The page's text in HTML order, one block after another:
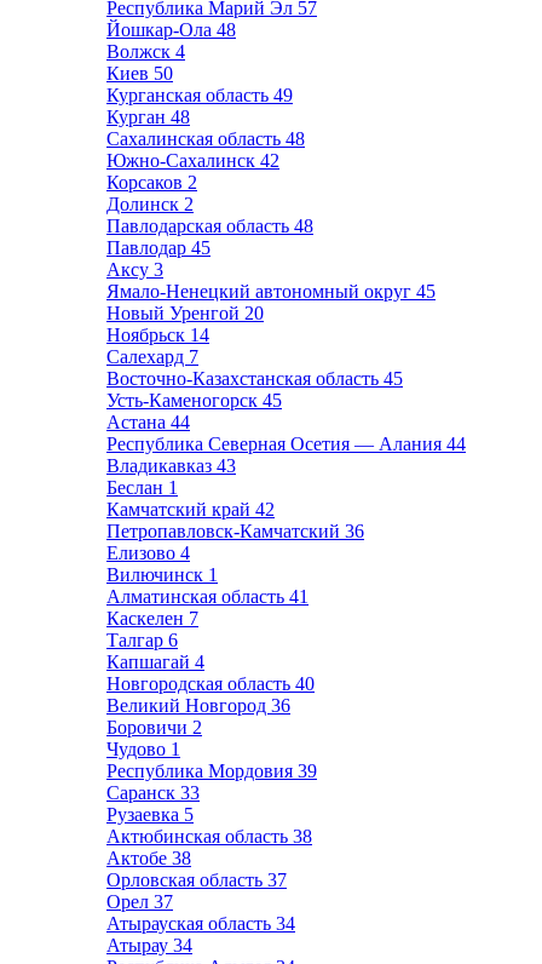
Республика Марий Эл 57
Йошкар-Ола 48
Волжск 4
Киев 50
Курганская область 49
Курган 48
Сахалинская область 48
Южно-Сахалинск 42
Корсаков 2
Долинск 2
Павлодарская область 48
Павлодар 45
Аксу 3
Ямало-Ненецкий автономный округ 45
Новый Уренгой 20
Ноябрьск 14
Салехард 7
Восточно-Казахстанская область 45
Усть-Каменогорск 45
Астана 44
Республика Северная Осетия — Алания 44
Владикавказ 43
Беслан 1
Камчатский край 42
Петропавловск-Камчатский 36
Елизово 4
Вилючинск 1
Алматинская область 41
Каскелен 7
Талгар 6
Капшагай 4
Новгородская область 40
Великий Новгород 36
Боровичи 2
Чудово 1
Республика Мордовия 39
Саранск 33
Рузаевка 5
Актюбинская область 38
Актобе 38
Орловская область 37
Орел 37
Атырауская область 34
Атырау 34